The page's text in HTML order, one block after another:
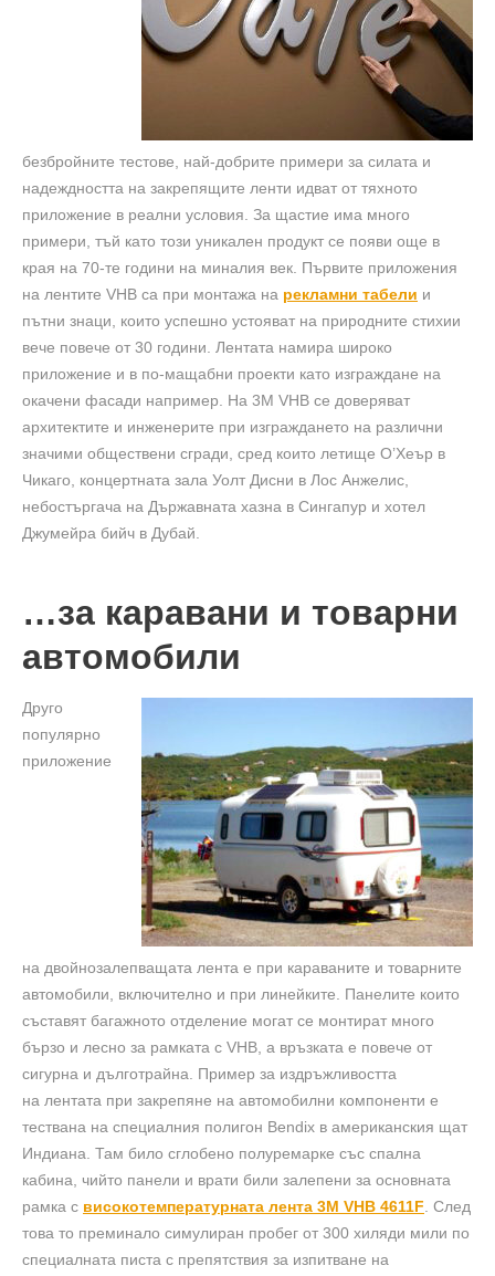
безбройните тестове, най-добрите примери за силата и
надеждността на закрепящите ленти идват от тяхното
приложение в реални условия. За щастие има много
примери, тъй като този уникален продукт се появи още в
края на 70-те години на миналия век. Първите приложения
на лентите VHB са при монтажа на рекламни табели и
пътни знаци, които успешно устояват на природните стихии
вече повече от 30 години. Лентата намира широко
приложение и в по-мащабни проекти като изграждане на
окачени фасади например. На 3M VHB се доверяват
архитектите и инженерите при изграждането на различни
значими обществени сгради, сред които летище О’Хеър в
Чикаго, концертната зала Уолт Дисни в Лос Анжелис,
небостъргача на Държавната хазна в Сингапур и хотел
Джумейра бийч в Дубай.
…за каравани и товарни
автомобили
Друго
популярно
приложение
на двойнозалепващата лентa е при караваните и товарните
автомобили, включително и при линейките. Панелите които
съставят багажното отделение могат се монтират много
бързо и лесно за рамката с VHB, а връзката е повече от
сигурна и дълготрайна. Пример за издръжливостта
на лентата при закрепяне на автомобилни компоненти е
тествана на специалния полигон Bendix в американския щат
Индиана. Там било сглобено полуремарке със спална
кабина, чийто панели и врати били залепени за основната
рамка с високотемпературната лента 3M VHB 4611F . След
това то преминало симулиран пробег от 300 хиляди мили по
специалната писта с препятствия за изпитване на